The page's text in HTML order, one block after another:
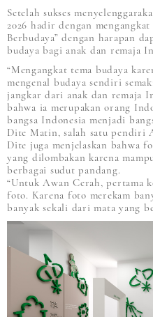
Setelah sukses
2026 hadir dengan mengangkat
Berbudaya” dengan harapan
budaya bagi anak dan remaja
“Mengangkat tema budaya
mengenal budaya sendiri
jangkar dari anak dan remaja
bahwa ia merupakan orang
bangsa Indonesia menjadi
Dite Matin, salah satu pendiri
Dite juga menjelaskan bahwa
yang dilombakan karena
berbagai sudut pandang.
“Untuk Awan Cerah, pertama
foto. Karena foto merekam
banyak sekali dari mata yang